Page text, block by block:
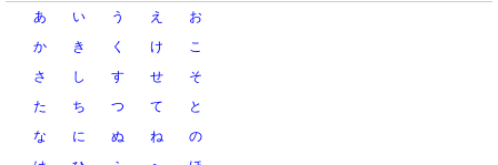
あ い う え
お
か
き く け
こ
さ
し す せ
そ
た
ち つ て
と
な
に ぬ ね
の